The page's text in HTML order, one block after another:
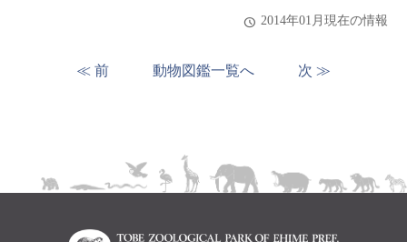
2014年01月現在の情報
≪ 前 動物図鑑一覧へ 次 ≫